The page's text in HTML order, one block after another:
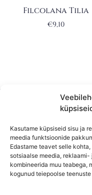
Kasutame küpsiseid sisu ja
meedia funktsioonide
Edastame teavet selle
sotsiaalse meedia,
kombineerida muu teabega,
kogunud teiepoolse
Filcolana Tilia
€9,10